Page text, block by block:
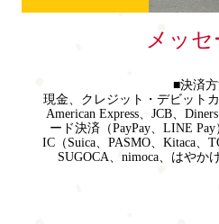
メッセ
■決済
現金、クレジット・デビットカ
American Express、JCB、
ード決済（PayPay、LINE
IC（Suica、PASMO、Kitaca、
SUGOCA、nimoca、はやか